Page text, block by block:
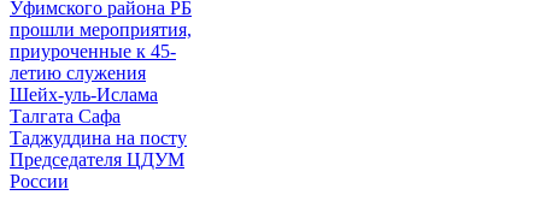
Уфимского района РБ
прошли мероприятия,
приуроченные к 45-
летию служения
Шейх-уль-Ислама
Талгата Сафа
Таджуддина на посту
Председателя ЦДУМ
России